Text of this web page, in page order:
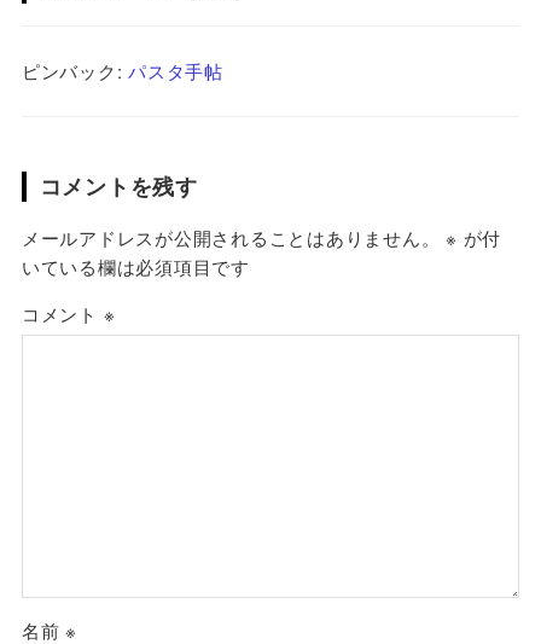
ピンバック:パスタ手帖
コメントを残す
メールアドレスが公開されることはありません。 ※ が付
いている欄は必須項目です
コメント ※
名前※